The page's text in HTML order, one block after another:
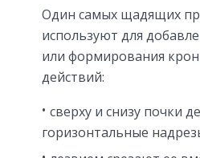
Один самых щадящих
используют для
или формирования
действий:
сверху и снизу почки
горизонтальные